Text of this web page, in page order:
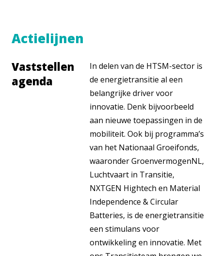
Actielijnen
Vaststellen
agenda
In delen van de HTSM-sector is
de energietransitie al een
belangrijke driver voor
innovatie. Denk bijvoorbeeld
aan nieuwe toepassingen in de
mobiliteit. Ook bij programma’s
van het Nationaal Groeifonds,
waaronder GroenvermogenNL,
Luchtvaart in Transitie,
NXTGEN Hightech en Material
Independence & Circular
Batteries, is de energietransitie
een stimulans voor
ontwikkeling en innovatie. Met